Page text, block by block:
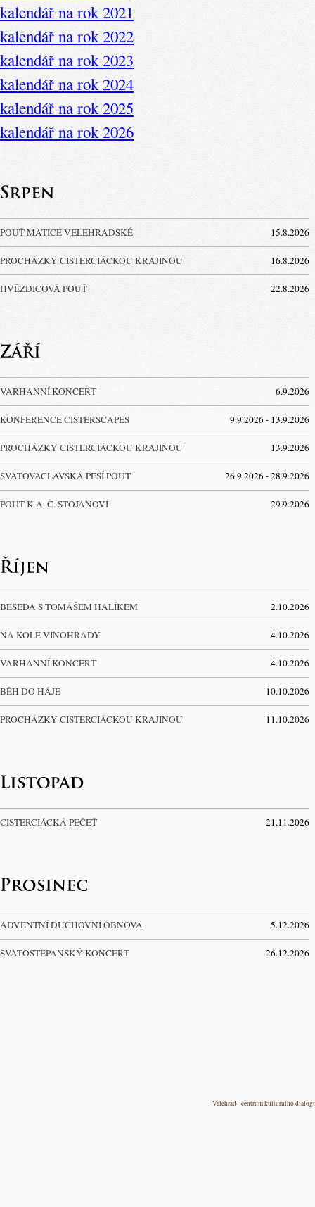
kalendář na rok 2021
kalendář na rok 2022
kalendář na rok 2023
kalendář na rok 2024
kalendář na rok 2025
kalendář na rok 2026
POUŤ MATICE VELEHRADSKÉ 15.8.2026
PROCHÁZKY CISTERCIÁCKOU KRAJINOU 16.8.2026
HVĚZDICOVÁ POUŤ 22.8.2026
VARHANNÍ KONCERT 6.9.2026
KONFERENCE CISTERSCAPES 9.9.2026 - 13.9.2026
PROCHÁZKY CISTERCIÁCKOU KRAJINOU 13.9.2026
SVATOVÁCLAVSKÁ PĚŠÍ POUŤ 26.9.2026 - 28.9.2026
POUŤ K A. C. STOJANOVI 29.9.2026
BESEDA S TOMÁŠEM HALÍKEM 2.10.2026
NA KOLE VINOHRADY 4.10.2026
VARHANNÍ KONCERT 4.10.2026
BĚH DO HÁJE 10.10.2026
PROCHÁZKY CISTERCIÁCKOU KRAJINOU 11.10.2026
CISTERCIÁCKÁ PEČEŤ 21.11.2026
ADVENTNÍ DUCHOVNÍ OBNOVA 5.12.2026
SVATOŠTĚPÁNSKÝ KONCERT 26.12.2026
Velehrad - centrum kulturního